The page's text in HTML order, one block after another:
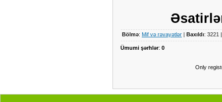
Bölmə: Mif və rəvayətlər | Baxıldı: 3221
Ümumi şərhlər: 0
Only